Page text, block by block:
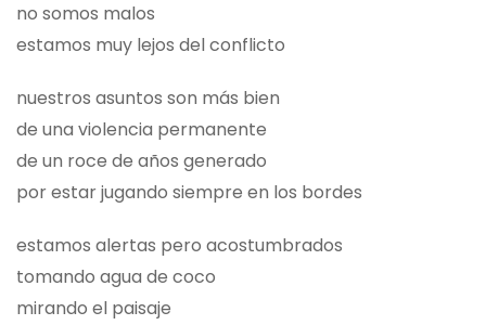
no somos malos
estamos muy lejos del conflicto
nuestros asuntos son más bien
de una violencia permanente
de un roce de años generado
por estar jugando siempre en los bordes
estamos alertas pero acostumbrados
tomando agua de coco
mirando el paisaje